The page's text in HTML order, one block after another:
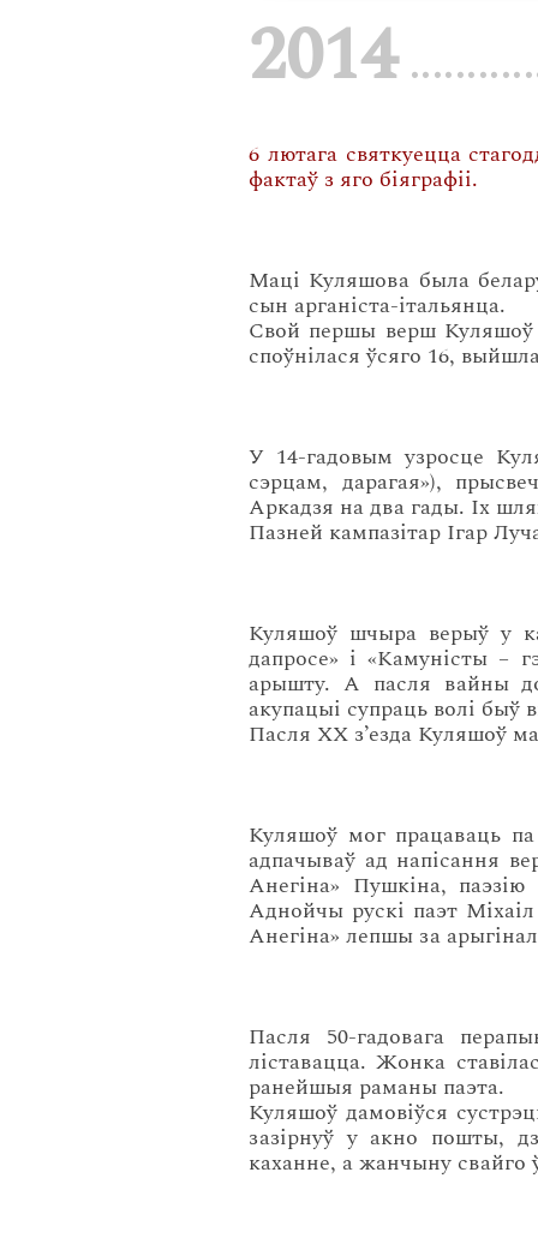
2014.......
6 лютага святкуецца
фактаў з яго біяграфіі.
Маці Куляшова была
сын арганіста-італьянца.
Свой першы верш Куляшоў
споўнілася ўсяго 16,
У 14-гадовым узросце
сэрцам, дарагая»),
Аркадзя на два гады. Іх
Пазней кампазітар Ігар
Куляшоў шчыра верыў у
дапросе» і «Камуністы –
арышту. А пасля вайны
акупацыі супраць волі быў
Пасля ХХ з’езда Куляшоў
Куляшоў мог працаваць
адпачываў ад напісання
Анегіна» Пушкіна,
Аднойчы рускі паэт
Анегіна» лепшы за
Пасля 50-гадовага
ліставацца. Жонка
ранейшыя раманы паэта.
Куляшоў дамовіўся
зазірнуў у акно пошты,
каханне, а жанчыну свайго